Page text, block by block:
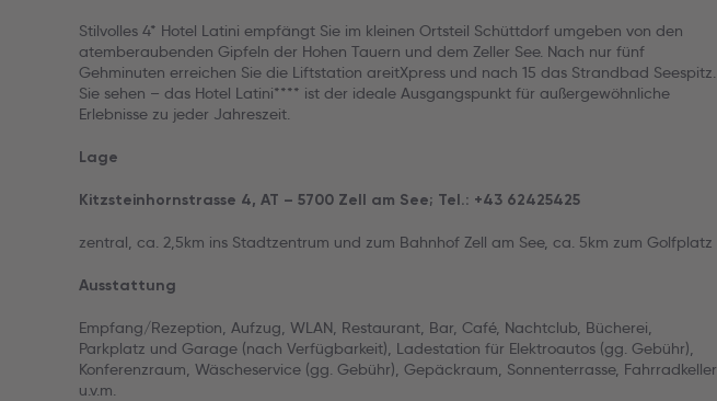
Stilvolles 4* Hotel Latini empfängt Sie im kleinen Ortsteil Schüttdorf umgeben von den
atemberaubenden Gipfeln der Hohen Tauern und dem Zeller See. Nach nur fünf
Gehminuten erreichen Sie die Liftstation areitXpress und nach 15 das Strandbad Seespitz.
Sie sehen – das Hotel Latini**** ist der ideale Ausgangspunkt für außergewöhnliche
Erlebnisse zu jeder Jahreszeit.
Lage
Kitzsteinhornstrasse 4, AT – 5700 Zell am See; Tel.: +43 62425425
zentral, ca. 2,5km ins Stadtzentrum und zum Bahnhof Zell am See, ca. 5km zum Golfplatz
Ausstattung
Empfang/Rezeption, Aufzug, WLAN, Restaurant, Bar, Café, Nachtclub, Bücherei,
Parkplatz und Garage (nach Verfügbarkeit), Ladestation für Elektroautos (gg. Gebühr),
Konferenzraum, Wäscheservice (gg. Gebühr), Gepäckraum, Sonnenterrasse, Fahrradkeller
u.v.m.